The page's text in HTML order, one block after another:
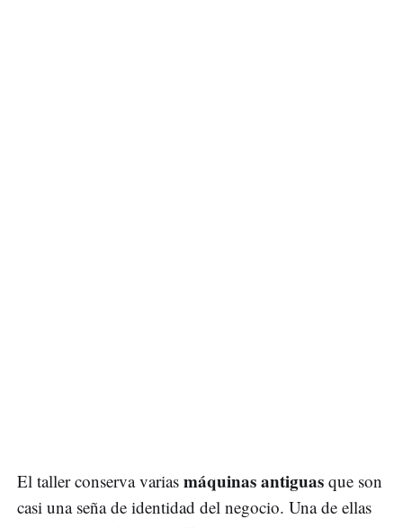
El taller conserva varias máquinas antiguas que son
casi una seña de identidad del negocio. Una de ellas